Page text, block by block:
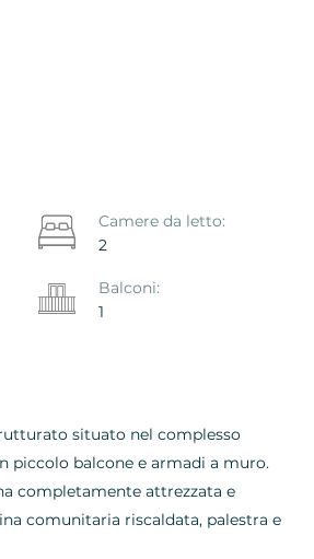
Camere da letto:
2
Balconi:
1
situato nel complesso
piccolo balcone e armadi a muro.
completamente attrezzata e
comunitaria riscaldata, palestra e
Appartamento Primavera, Costa
Del Silencio, Arona
€ 219.000